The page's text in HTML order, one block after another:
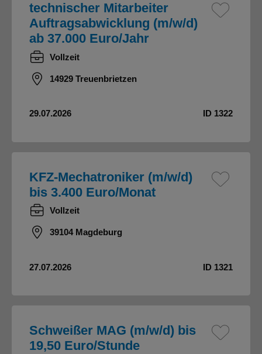
technischer Mitarbeiter
Auftragsabwicklung (m/w/d)
ab 37.000 Euro/Jahr
Vollzeit
14929 Treuenbrietzen
29.07.2026 ID 1322
KFZ-Mechatroniker (m/w/d)
bis 3.400 Euro/Monat
Vollzeit
39104 Magdeburg
27.07.2026 ID 1321
Schweißer MAG (m/w/d) bis
19,50 Euro/Stunde